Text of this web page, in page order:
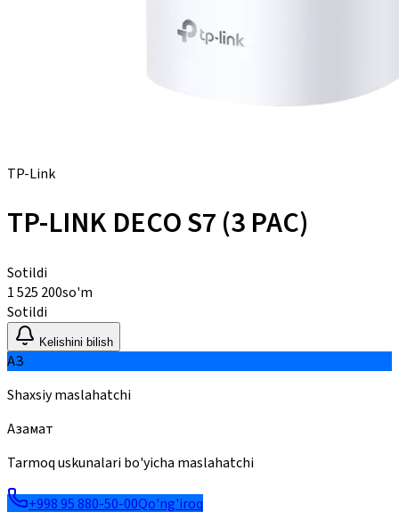
TP-Link
TP-LINK DECO S7 (3 PAC)
Sotildi
1 525 200so'm
Sotildi
Kelishini bilish
АЗ
Shaxsiy maslahatchi
Азамат
Tarmoq uskunalari bo'yicha maslahatchi
+998 95 880-50-00Qo'ng'iroq